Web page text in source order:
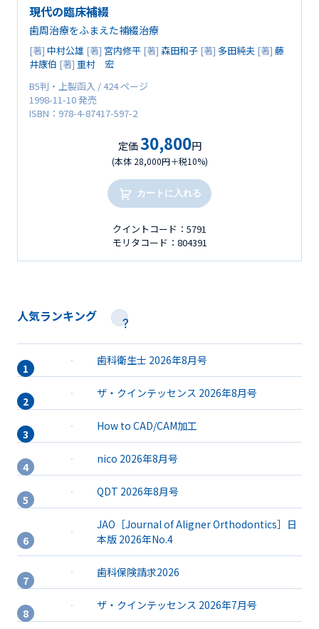
現代の臨床補綴
歯周治療をふまえた補綴治療
[著] 中村公雄 [著] 宮内修平 [著] 森田和子 [著] 多田純夫 [著] 藤
井康伯 [著] 重村 宏
B5判・上製函入 / 424 ページ
1998-11-10 発売
ISBN：978-4-87417-597-2
定価 30,800円
(本体 28,000円＋税10%)
カートに入れる
クイントコード：5791
モリタコード：804391
人気ランキング
歯科衛生士 2026年8月号
ザ・クインテッセンス 2026年8月号
How to CAD/CAM加工
nico 2026年8月号
QDT 2026年8月号
JAO［Journal of Aligner Orthodontics］日
本版 2026年No.4
歯科保険請求2026
ザ・クインテッセンス 2026年7月号